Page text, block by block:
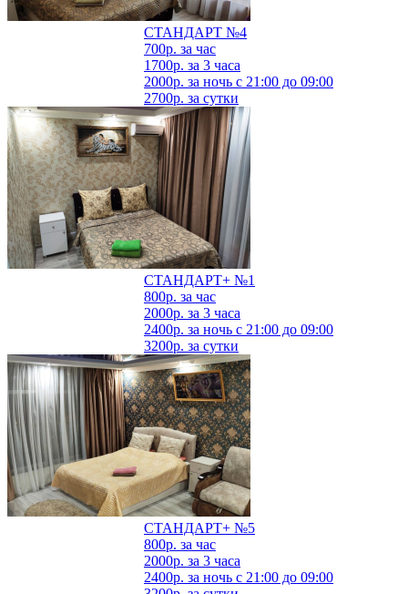
СТАНДАРТ №4
700р. за час
1700р. за 3 часа
2000р. за ночь с 21:00 до 09:00
2700р. за сутки
СТАНДАРТ+ №1
800р. за час
2000р. за 3 часа
2400р. за ночь с 21:00 до 09:00
3200р. за сутки
СТАНДАРТ+ №5
800р. за час
2000р. за 3 часа
2400р. за ночь с 21:00 до 09:00